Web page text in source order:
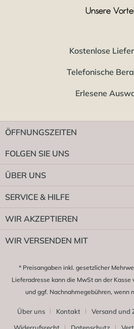
Unsere
Kostenlose
Telefonische
Erlesene
ÖFFNUNGSZEITEN
FOLGEN SIE UNS
ÜBER UNS
SERVICE & HILFE
WIR AKZEPTIEREN
WIR VERSENDEN MIT
* Preisangaben inkl. gesetzlicher
Lieferadresse kann die MwSt an der Kasse
und ggf. Nachnahmegebühren, wenn
Über uns Kontakt
Versand und